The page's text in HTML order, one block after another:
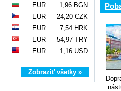
EUR
1,96 BGN
EUR
24,20 CZK
EUR
7,54 HRK
EUR
54,97 TRY
EUR
1,16 USD
Zobraziť všetky »